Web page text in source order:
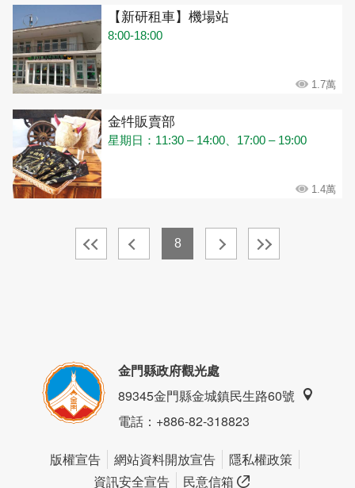
【新研租車】機場站
8:00-18:00
1.7萬
金牪販賣部
星期日：11:30 – 14:00、17:00 – 19:00
1.4萬
8
金門縣政府觀光處
89345金門縣金城鎮民生路60號
電話：+886-82-318823
版權宣告 網站資料開放宣告
隱私權政策
資訊安全宣告
民意信箱